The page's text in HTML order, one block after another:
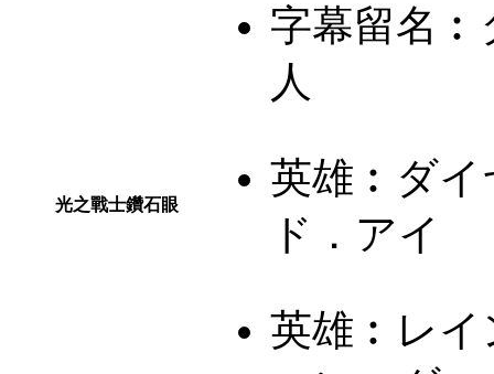
字幕留名︰
人
光之戰士鑽石眼
英雄︰ ダ
ド．アイ
英雄︰ レ